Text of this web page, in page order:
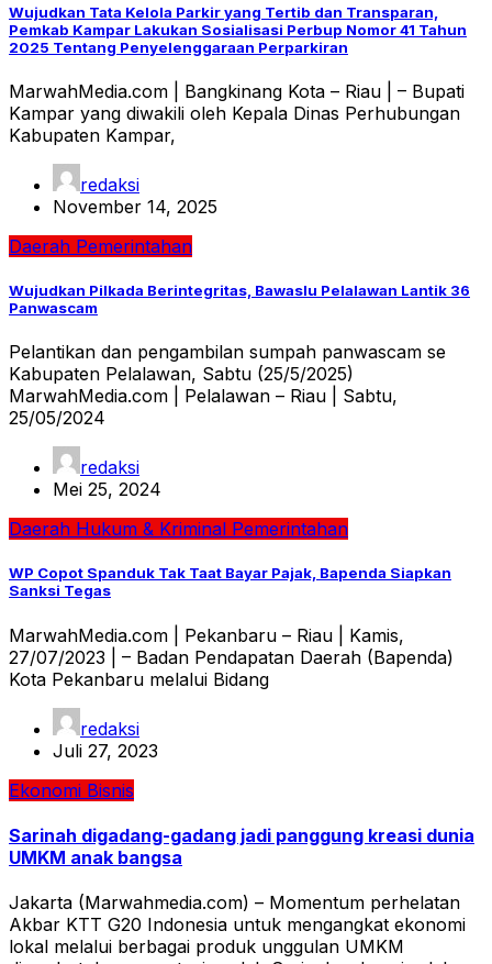
Wujudkan Tata Kelola Parkir yang Tertib dan Transparan,
Pemkab Kampar Lakukan Sosialisasi Perbup Nomor 41 Tahun
2025 Tentang Penyelenggaraan Perparkiran
MarwahMedia.com | Bangkinang Kota – Riau | – Bupati
Kampar yang diwakili oleh Kepala Dinas Perhubungan
Kabupaten Kampar,
redaksi
November 14, 2025
Daerah Pemerintahan
Wujudkan Pilkada Berintegritas, Bawaslu Pelalawan Lantik 36
Panwascam
Pelantikan dan pengambilan sumpah panwascam se
Kabupaten Pelalawan, Sabtu (25/5/2025)
MarwahMedia.com | Pelalawan – Riau | Sabtu,
25/05/2024
redaksi
Mei 25, 2024
Daerah Hukum & Kriminal Pemerintahan
WP Copot Spanduk Tak Taat Bayar Pajak, Bapenda Siapkan
Sanksi Tegas
MarwahMedia.com | Pekanbaru – Riau | Kamis,
27/07/2023 | – Badan Pendapatan Daerah (Bapenda)
Kota Pekanbaru melalui Bidang
redaksi
Juli 27, 2023
Ekonomi Bisnis
Sarinah digadang-gadang jadi panggung kreasi dunia
UMKM anak bangsa
Jakarta (Marwahmedia.com) – Momentum perhelatan
Akbar KTT G20 Indonesia untuk mengangkat ekonomi
lokal melalui berbagai produk unggulan UMKM